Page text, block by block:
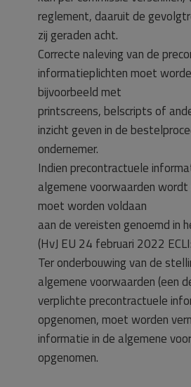
reglement, daaruit de
zij geraden acht.
Correcte naleving van de
informatieplichten moet
bijvoorbeeld met
printscreens, belscripts of
inzicht geven in de
ondernemer.
Indien precontractuele
algemene voorwaarden wordt
moet worden voldaan
aan de vereisten genoemd in
(HvJ EU 24 februari 2022
Ter onderbouwing van de
algemene voorwaarden (een
verplichte precontractuele
opgenomen, moet worden
informatie in de algemene
opgenomen.